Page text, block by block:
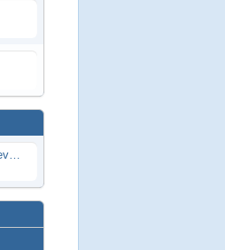
Problem mit Wassereintritt durchs Stevenrohr beim Rennboot